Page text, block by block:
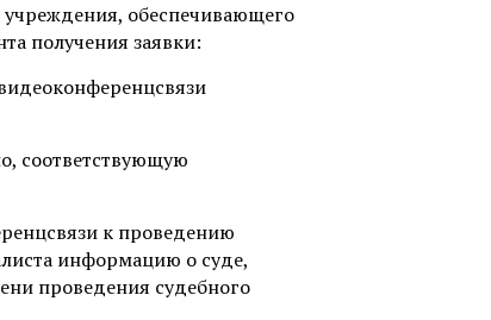
обеспечивающего
получения заявки:
соответствующую
к проведению
информацию о суде,
проведения судебного